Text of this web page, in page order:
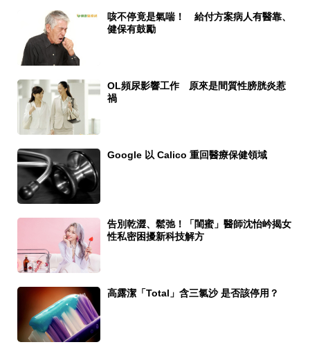
咳不停竟是氣喘！ 給付方案病人有醫靠、
健保有鼓勵
OL頻尿影響工作 原來是間質性膀胱炎惹
禍
Google 以 Calico 重回醫療保健領域
告別乾澀、鬆弛！「閨蜜」醫師沈怡岒揭女
性私密困擾新科技解方
高露潔「Total」含三氯沙 是否該停用？